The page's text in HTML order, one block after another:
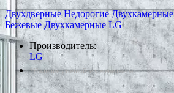
Двухдверные Недорогие Двухкамерные
Бежевые Двухкамерные LG
Производитель:
LG
*Наличие уточняйте у менеджера